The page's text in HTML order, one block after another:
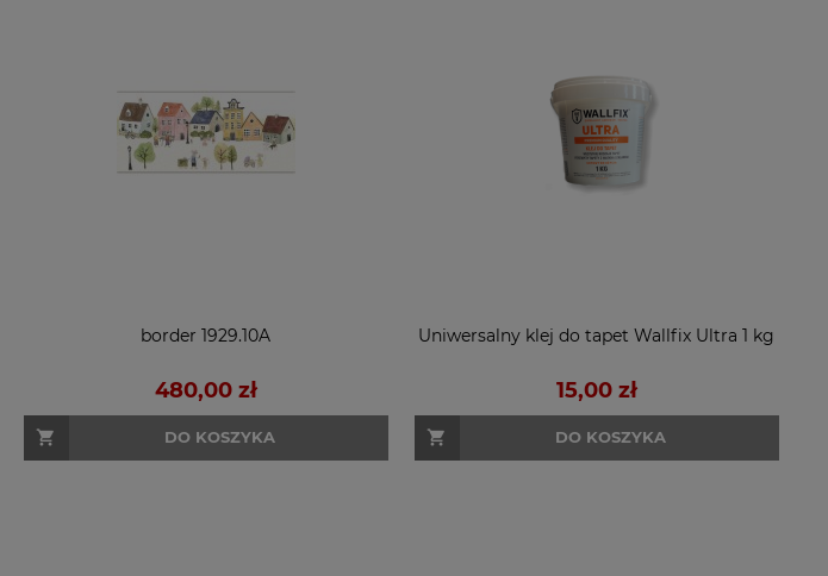
border 1929.10A
480,00 zł
DO KOSZYKA
Uniwersalny klej do tapet Wallfix Ultra 1 kg
15,00 zł
DO KOSZYKA